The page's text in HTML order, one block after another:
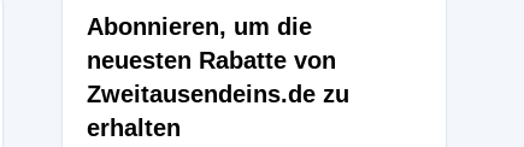
Abonnieren, um die
neuesten Rabatte von
Zweitausendeins.de zu
erhalten